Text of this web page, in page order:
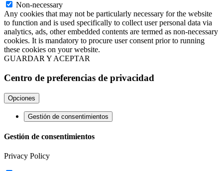
Non-necessary
Any cookies that may not be particularly necessary for the website
to function and is used specifically to collect user personal data via
analytics, ads, other embedded contents are termed as non-necessary
cookies. It is mandatory to procure user consent prior to running
these cookies on your website.
GUARDAR Y ACEPTAR
Centro de preferencias de privacidad
Opciones
Gestión de consentimientos
Gestión de consentimientos
Privacy Policy